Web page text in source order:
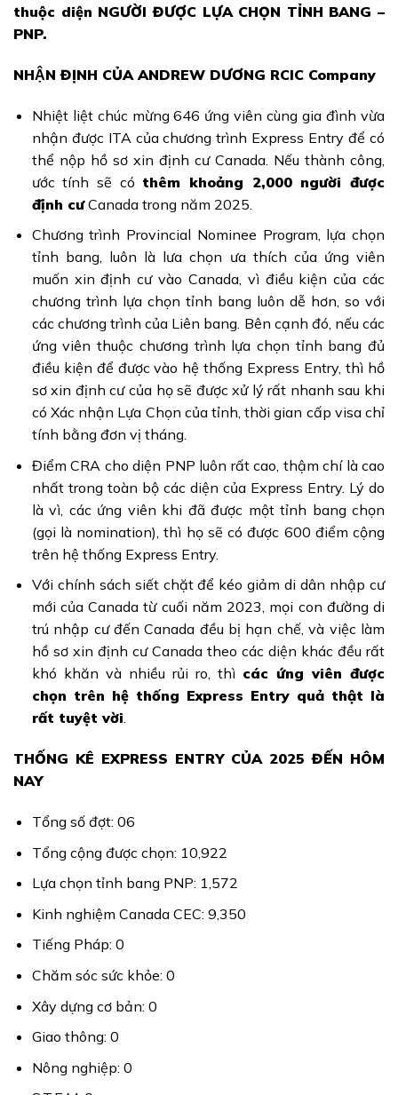
thuộc diện NGƯỜI ĐƯỢC LỰA CHỌN TỈNH BANG –
PNP.
NHẬN ĐỊNH CỦA ANDREW DƯƠNG RCIC Company
Nhiệt liệt chúc mừng 646 ứng viên cùng gia đình vừa
nhận được ITA của chương trình Express Entry để có
thể nộp hồ sơ xin định cư Canada. Nếu thành công,
ước tính sẽ có thêm khoảng 2,000 người được
định cưCanada trong năm 2025.
Chương trình Provincial Nominee Program, lựa chọn
tỉnh bang, luôn là lưa chọn ưa thích của ứng viên
muốn xin định cư vào Canada, vì điều kiện của các
chương trình lựa chọn tỉnh bang luôn dễ hơn, so với
các chương trình của Liên bang. Bên cạnh đó, nếu các
ứng viên thuộc chương trình lựa chọn tỉnh bang đủ
điều kiện để được vào hệ thống Express Entry, thì hồ
sơ xin định cư của họ sẽ được xử lý rất nhanh sau khi
có Xác nhận Lựa Chọn của tỉnh, thời gian cấp visa chỉ
tính bằng đơn vị tháng.
Điểm CRA cho diện PNP luôn rất cao, thậm chí là cao
nhất trong toàn bộ các diện của Express Entry. Lý do
là vì, các ứng viên khi đã được một tỉnh bang chọn
(gọi là nomination), thì họ sẽ có được 600 điểm cộng
trên hệ thống Express Entry.
Với chính sách siết chặt để kéo giảm di dân nhập cư
mới của Canada từ cuối năm 2023, mọi con đường di
trú nhập cư đến Canada đều bị hạn chế, và việc làm
hồ sơ xin định cư Canada theo các diện khác đều rất
khó khăn và nhiều rủi ro, thì các ứng viên được
chọn trên hệ thống Express Entry quả thật là
rất tuyệt vời.
THỐNG KÊ EXPRESS ENTRY CỦA 2025 ĐẾN HÔM
NAY
Tổng số đợt: 06
Tổng cộng được chọn: 10,922
Lựa chọn tỉnh bang PNP: 1,572
Kinh nghiệm Canada CEC: 9,350
Tiếng Pháp: 0
Chăm sóc sức khỏe: 0
Xây dựng cơ bản: 0
Giao thông: 0
Nông nghiệp: 0